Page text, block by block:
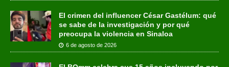
El crimen del influencer César Gastélum: qué
se sabe de la investigación y por qué
preocupa la violencia en Sinaloa
6 de agosto de 2026